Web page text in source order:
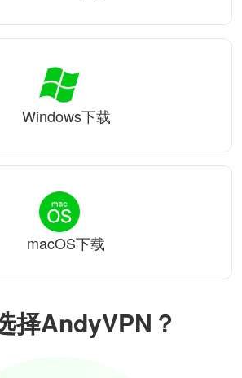
择AndyVPN？
Windows下载
macOS下载